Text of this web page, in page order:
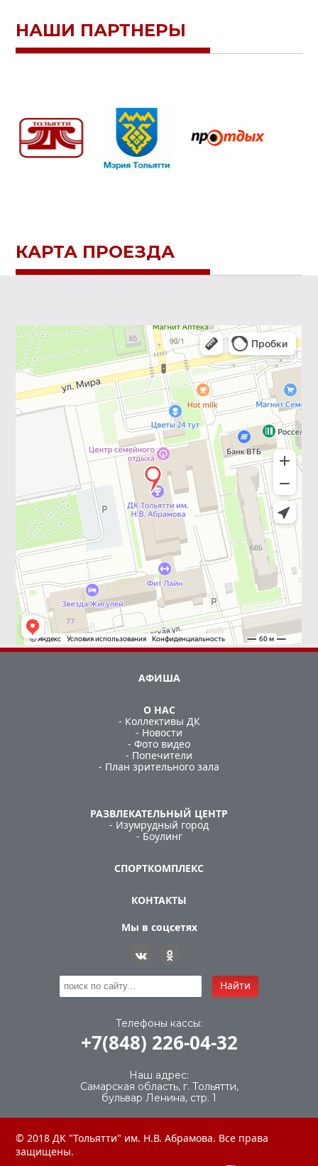
НАШИ ПАРТНЕРЫ
КАРТА ПРОЕЗДА
АФИША
О НАС
- Коллективы ДК
- Новости
- Фото видео
- Попечители
- План зрительного зала
РАЗВЛЕКАТЕЛЬНЫЙ ЦЕНТР
- Изумрудный город
- Боулинг
СПОРТКОМПЛЕКС
КОНТАКТЫ
Мы в соцсетях
Найти
Телефоны кассы:
+7(848) 226-04-32
Наш адрес:
Самарская область, г. Тольятти,
бульвар Ленина, стр. 1
© 2018 ДК "Тольятти" им. Н.В. Абрамова. Все права
защищены.